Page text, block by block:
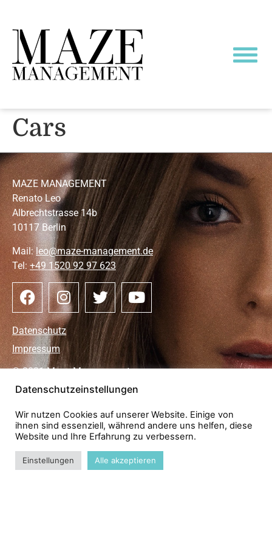
Cars
MAZE MANAGEMENT
Renato Leo
Albrechtstrasse 14b
10117 Berlin
Mail:leo@maze-management.de
Tel:+49 1520 92 97 623
Datenschutz
Impressum
© 2021 Maze Management
Datenschutzeinstellungen
Wir nutzen Cookies auf unserer Website. Einige von
ihnen sind essenziell, während andere uns helfen, diese
Website und Ihre Erfahrung zu verbessern.
Einstellungen Alle akzeptieren